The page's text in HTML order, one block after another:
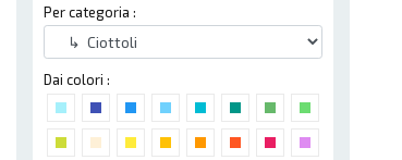
Per categoria :
Dai colori :